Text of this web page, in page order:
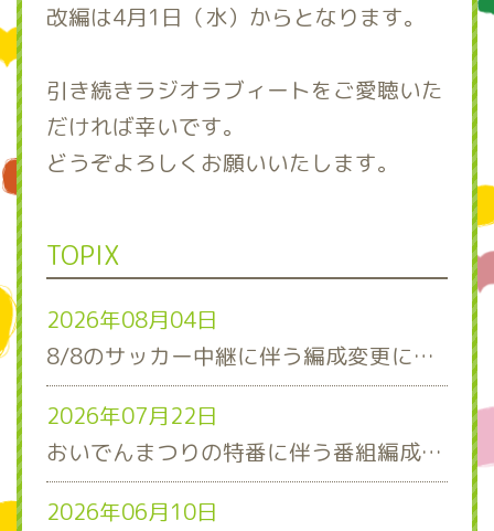
改編は4月1日（水）からとなります。
引き続きラジオラブィートをご愛聴いた
だければ幸いです。
どうぞよろしくお願いいたします。
TOPIX
2026年08月04日
8/8のサッカー中継に伴う編成変更について
2026年07月22日
おいでんまつりの特番に伴う番組編成について
2026年06月10日